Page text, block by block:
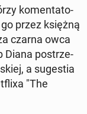
ko­men­ta­to­
przez księżną
czarna owca
Diana po­strze­
a su­ge­stia
"The